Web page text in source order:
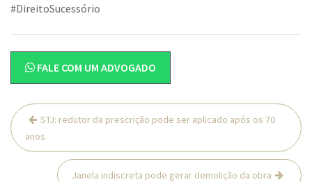
#DireitoSucessório
FALE COM UM ADVOGADO
Navegação
de
Post
STJ: redutor da prescrição pode ser aplicado após os 70
anos
Janela indiscreta pode gerar demolição da obra